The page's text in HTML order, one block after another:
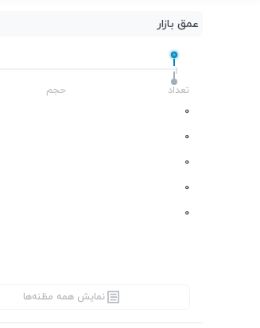
عمق بازار
-
تعداد حجم
0
0
0
0
0
نمایش همه مظنه‌ها